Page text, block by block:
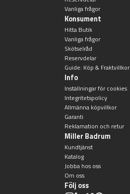
Handtag & knoppar
Övriga badrumstillbehör
Vanliga frågor
Konsument
Hitta Butik
Vanliga frågor
Skötselråd
Reservdelar
Guide: Köp & Fraktvillkor
Info
Inställningar för cookies
Integritetspolicy
Allmänna köpvillkor
Garanti
Reklamation och retur
Miller Badrum
Kundtjänst
Katalog
Jobba hos oss
Om oss
Följ oss